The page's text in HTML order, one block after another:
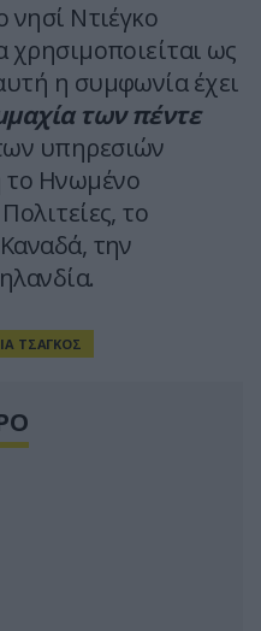
νησί Ντιέγκο
χρησιμοποιείται ως
η συμφωνία έχει
των πέντε
υπηρεσιών
το Ηνωμένο
το
την
ΤΣΑΓΚΟΣ